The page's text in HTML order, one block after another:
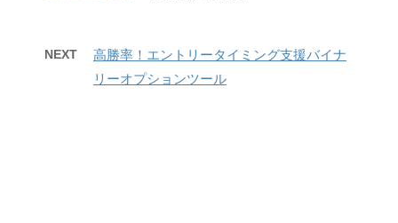
NEXT
高勝率！エントリータイミング支援バイナ
リーオプションツール